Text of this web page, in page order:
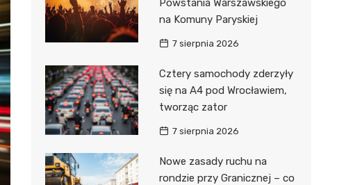
Powstania Warszawskiego
na Komuny Paryskiej
7 sierpnia 2026
Cztery samochody zderzyły
się na A4 pod Wrocławiem,
tworząc zator
7 sierpnia 2026
Nowe zasady ruchu na
rondzie przy Granicznej – co